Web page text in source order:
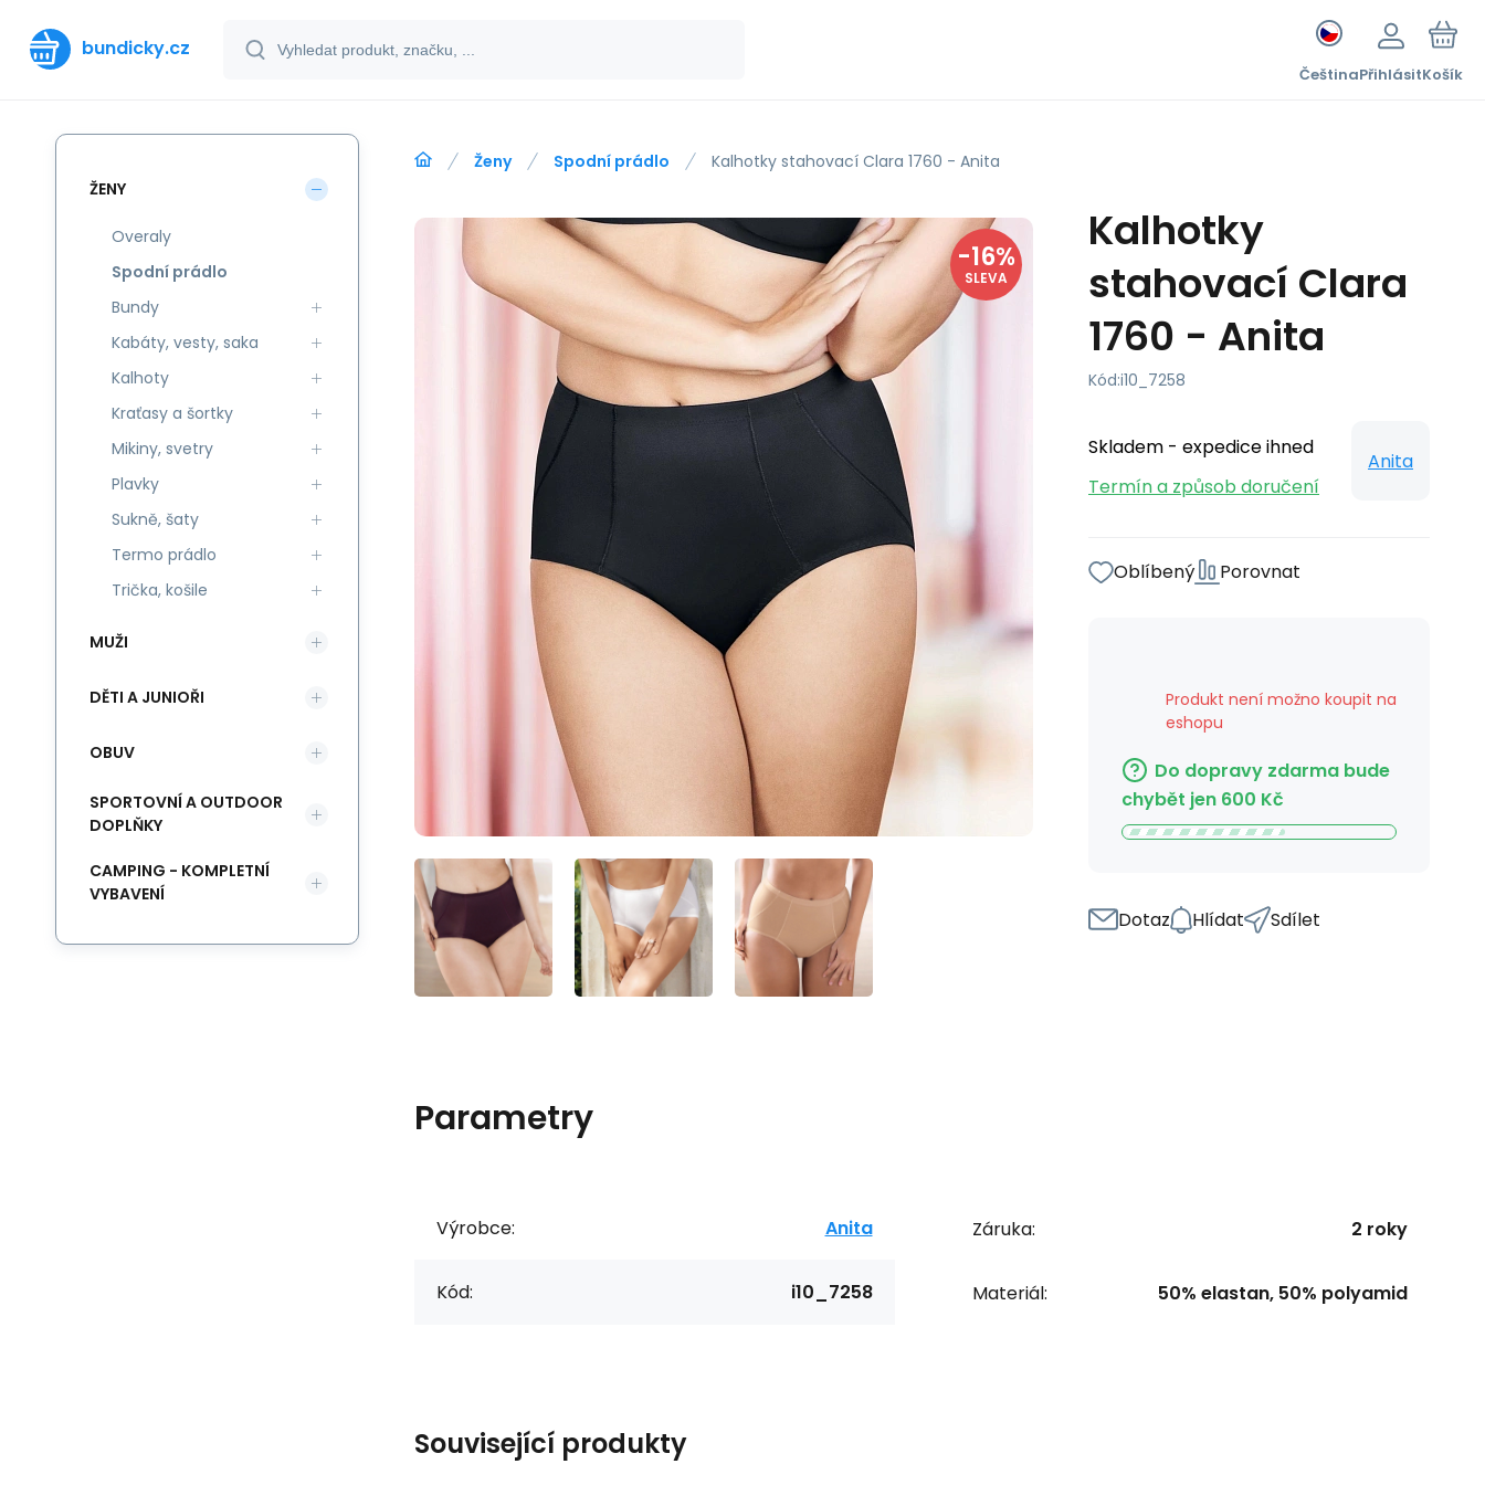
bundicky.cz
ČeštinaPřihlásitKošík
Ženy Spodní prádlo Kalhotky stahovací Clara 1760 - Anita
-16%
SLEVA
Kalhotky
stahovací Clara
1760 - Anita
Kód:i10_7258
Skladem - expedice ihned
Termín a způsob doručení
Anita
Oblíbený Porovnat
Produkt není možno koupit na
eshopu
Do dopravy zdarma bude
chybět jen 600 Kč
Dotaz Hlídat Sdílet
Parametry
Výrobce: Anita
Kód: i10_7258
Záruka: 2 roky
Materiál: 50% elastan, 50% polyamid
Související produkty
ŽENY
Overaly
Spodní prádlo
Bundy
Kabáty, vesty, saka
Kalhoty
Kraťasy a šortky
Mikiny, svetry
Plavky
Sukně, šaty
Termo prádlo
Trička, košile
MUŽI
DĚTI A JUNIOŘI
OBUV
SPORTOVNÍ A OUTDOOR
DOPLŇKY
CAMPING - KOMPLETNÍ
VYBAVENÍ